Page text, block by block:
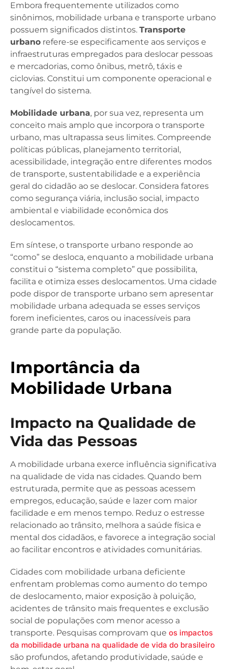
Embora frequentemente utilizados como
sinônimos, mobilidade urbana e transporte urbano
possuem significados distintos. Transporte
urbano refere-se especificamente aos serviços e
infraestruturas empregados para deslocar pessoas
e mercadorias, como ônibus, metrô, táxis e
ciclovias. Constitui um componente operacional e
tangível do sistema.
Mobilidade urbana, por sua vez, representa um
conceito mais amplo que incorpora o transporte
urbano, mas ultrapassa seus limites. Compreende
políticas públicas, planejamento territorial,
acessibilidade, integração entre diferentes modos
de transporte, sustentabilidade e a experiência
geral do cidadão ao se deslocar. Considera fatores
como segurança viária, inclusão social, impacto
ambiental e viabilidade econômica dos
deslocamentos.
Em síntese, o transporte urbano responde ao
“como” se desloca, enquanto a mobilidade urbana
constitui o “sistema completo” que possibilita,
facilita e otimiza esses deslocamentos. Uma cidade
pode dispor de transporte urbano sem apresentar
mobilidade urbana adequada se esses serviços
forem ineficientes, caros ou inacessíveis para
grande parte da população.
Importância da
Mobilidade Urbana
Impacto na Qualidade de
Vida das Pessoas
A mobilidade urbana exerce influência significativa
na qualidade de vida nas cidades. Quando bem
estruturada, permite que as pessoas acessem
empregos, educação, saúde e lazer com maior
facilidade e em menos tempo. Reduz o estresse
relacionado ao trânsito, melhora a saúde física e
mental dos cidadãos, e favorece a integração social
ao facilitar encontros e atividades comunitárias.
Cidades com mobilidade urbana deficiente
enfrentam problemas como aumento do tempo
de deslocamento, maior exposição à poluição,
acidentes de trânsito mais frequentes e exclusão
social de populações com menor acesso a
transporte. Pesquisas comprovam que os impactos
da mobilidade urbana na qualidade de vida do brasileiro
são profundos, afetando produtividade, saúde e